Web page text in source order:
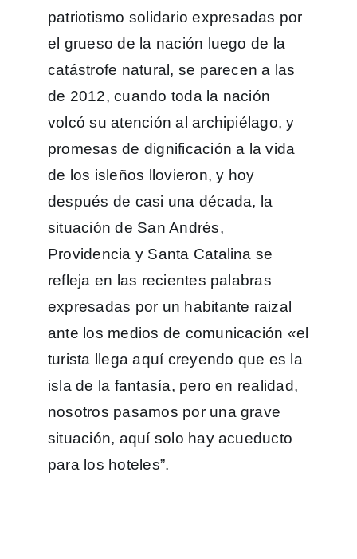
patriotismo solidario expresadas por
el grueso de la nación luego de la
catástrofe natural, se parecen a las
de 2012, cuando toda la nación
volcó su atención al archipiélago, y
promesas de dignificación a la vida
de los isleños llovieron, y hoy
después de casi una década, la
situación de San Andrés,
Providencia y Santa Catalina se
refleja en las recientes palabras
expresadas por un habitante raizal
ante los medios de comunicación «el
turista llega aquí creyendo que es la
isla de la fantasía, pero en realidad,
nosotros pasamos por una grave
situación, aquí solo hay acueducto
para los hoteles”.